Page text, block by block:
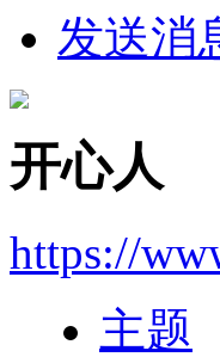
发送消
开心人
https://
主题